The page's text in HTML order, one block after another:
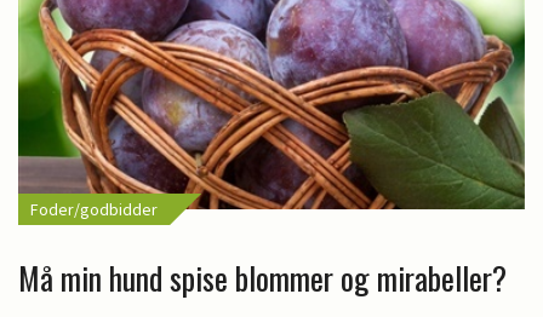
Foder/godbidder
Må min hund spise blommer og mirabeller?